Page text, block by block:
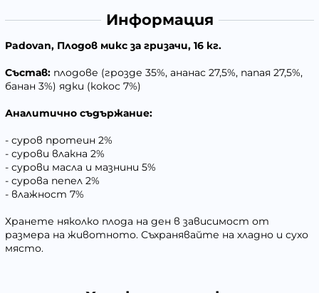
Информация
Padovan, Плодов микс за гризачи, 16 кг.
Състав: плодове (грозде 35%, ананас 27,5%, папая 27,5%,
банан 3%) ядки (кокос 7%)
Аналитично съдържание:
- суров протеин 2%
- сурови влакна 2%
- сурови масла и мазнини 5%
- сурова пепел 2%
- влажност 7%
Хранете няколко плода на ден в зависимост от
размера на животното. Съхранявайте на хладно и сухо
място.